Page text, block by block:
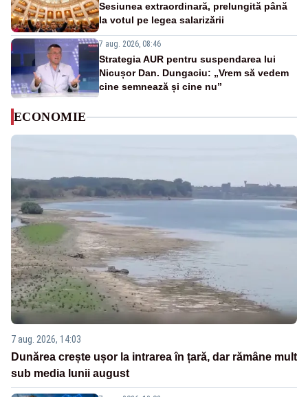
Sesiunea extraordinară, prelungită până
la votul pe legea salarizării
7 aug. 2026, 08:46
Strategia AUR pentru suspendarea lui
Nicușor Dan. Dungaciu: „Vrem să vedem
cine semnează și cine nu”
ECONOMIE
7 aug. 2026, 14:03
Dunărea crește ușor la intrarea în țară, dar rămâne mult
sub media lunii august